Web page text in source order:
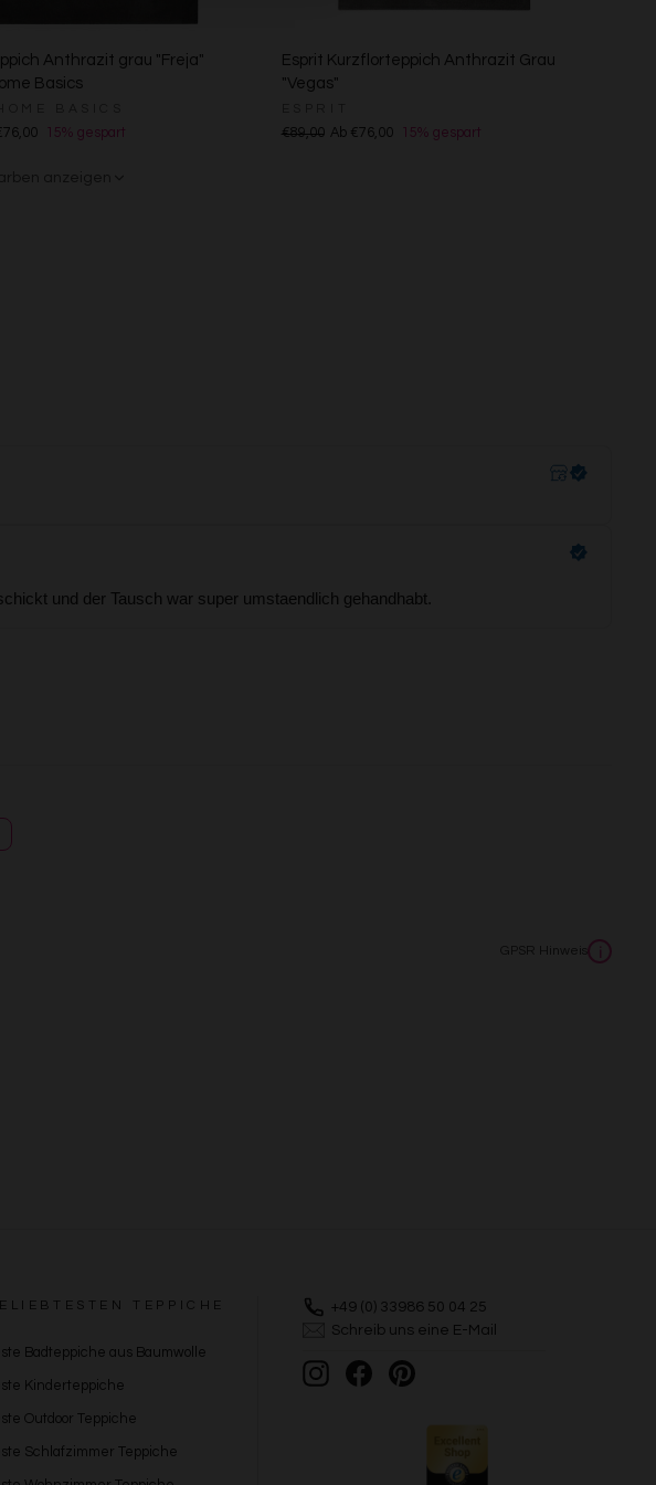
Anthrazit grau "Freja"
Basics
15% gespart
Esprit Kurzflorteppich Anthrazit Grau
"Vegas"
€89,00 Ab €76,00 15% gespart
GPSR Hinweis i
TEPPICHE
Badteppiche aus Baumwolle
Kinderteppiche
Outdoor Teppiche
Schlafzimmer Teppiche
+49 (0) 33986 50 04 25
Schreib uns eine E-Mail
Instagram
FacebookPinterest
Inhalte